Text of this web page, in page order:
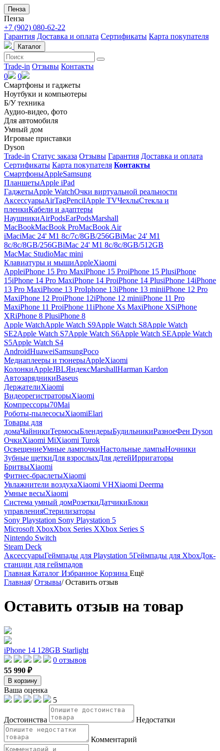
Пенза
Пенза
+7 (902) 080-62-22
Гарантия Доставка и оплата Сертификаты Карта покупателя
Каталог
Trade-in Отзывы Контакты
0
0
Смартфоны и гаджеты
Ноутбуки и компьютеры
Б/У техника
Аудио-видео, фото
Для автомобиля
Умный дом
Игровые приставки
Dyson
Trade-in Статус заказа Отзывы Гарантия Доставка и оплата
Сертификаты Карта покупателя Контакты
СмартфоныAppleSamsung
ПланшетыApple iPad
ГаджетыApple WatchОчки виртуальной реальности
АксессуарыAirTagPencilApple TVЧехлыСтекла и
пленкиКабели и адаптеры
НаушникиAirPodsEarPodsMarshall
MacBookMacBook ProMacBook Air
iMaciMac 24' M1 8c/7c/8GB/256GBiMac 24' M1
8c/8c/8GB/256GBiMac 24' M1 8c/8c/8GB/512GB
MacMac StudioMac mini
Клавиатуры и мышиAppleXiaomi
AppleiPhone 15 Pro MaxiPhone 15 ProiPhone 15 PlusiPhone
15iPhone 14 Pro MaxiPhone 14 ProiPhone 14 PlusiPhone 14iPhone
13 Pro MaxiPhone 13 ProIphone 13iPhone 13 miniiPhone 12 Pro
MaxiPhone 12 ProiPhone 12iPhone 12 miniiPhone 11 Pro
MaxiPhone 11 ProiPhone 11iPhone Xs MaxiPhone XSiPhone
XRiPhone 8 PlusiPhone 8
Apple WatchApple Watch S9Apple Watch S8Apple Watch
SE2Apple Watch S7Apple Watch S6Apple Watch SEApple Watch
S5Apple Watch S4
AndroidHuaweiSamsungPoco
Медиаплееры и тюнерыAppleXiaomi
КолонкиAppleJBLЯндексMarshallHarman Kardon
АвтозарядникиBaseus
ДержателиXiaomi
ВидеорегистраторыXiaomi
Компрессоры70Mai
Роботы-пылесосыXiaomiElari
Товары для
домаЧайникиТермосыБлендерыБудильникиРазноеФен Dyson
ОчкиXiaomi MiXiaomi Turok
ОсвещениеУмные лампочкиНастольные лампыНочники
Зубные щеткиДля взрослыхДля детейИрригаторы
БритвыXiaomi
Фитнес-браслетыXiaomi
Увлажнители воздухаXiaomi VHXiaomi Deerma
Умные весыXiaomi
Система умный домРозеткиДатчикиБлоки
управленияСтерилизаторы
Sony Playstation Sony Playstation 5
Microsoft XboxXbox Series XXbox Series S
Nintendo Switch
Steam Deck
АксессуарыГеймпады для Playstation 5Геймпады для XboxДок-
станции для геймпадов
Главная Каталог Избранное Корзина Ещё
Главная/ Отзывы/ Оставить отзыв
Оставить отзыв на товар
iPhone 14 128GB Starlight
0 отзывов
55 990 ₽
В корзину
Ваша оценка
5
Достоинства Недостатки
Комментарий